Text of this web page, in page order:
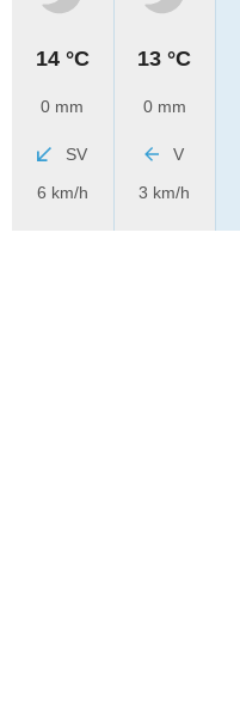
14 °C
0 mm
SV
6 km/h
13 °C
0 mm
V
3 km/h